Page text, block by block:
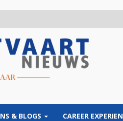
& BLOGS CAREER